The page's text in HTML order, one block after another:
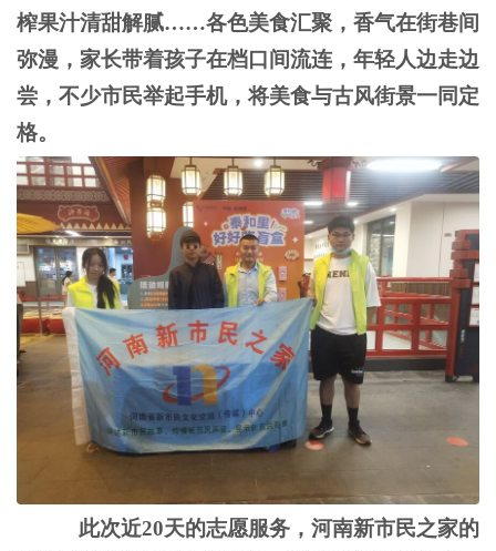
榨果汁清甜解腻……各色美食汇聚，香气在街巷间
弥漫，家长带着孩子在档口间流连，年轻人边走边
尝，不少市民举起手机，将美食与古风街景一同定
格。
此次近20天的志愿服务，河南新市民之家的